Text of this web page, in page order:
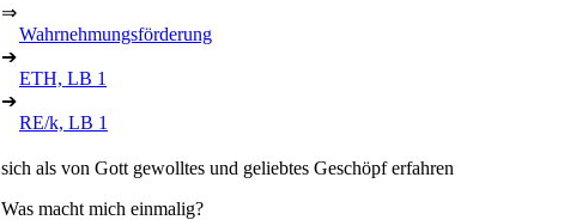
⇒
Wahrnehmungsförderung
➔
ETH, LB 1
➔
RE/k, LB 1
sich als von Gott gewolltes und geliebtes Geschöpf erfahren
Was macht mich einmalig?